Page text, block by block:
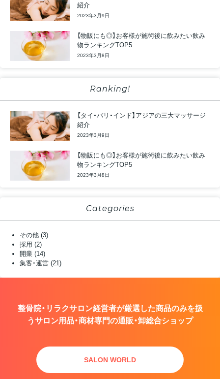
紹介
2023年3月9日
【物販にも◎】お客様が施術後に飲みたい飲み
物ランキングTOP5
2023年3月8日
Ranking!
【タイ・バリ・インド】アジアの三大マッサージ
紹介
2023年3月9日
【物販にも◎】お客様が施術後に飲みたい飲み
物ランキングTOP5
2023年3月8日
Categories
その他 (3)
採用 (2)
開業 (14)
集客・運営 (21)
整骨院・リラクサロン経営者が厳選した商品のみを扱
うサロン用品・商材専門の通販・卸総合ショップ
SALON WORLD